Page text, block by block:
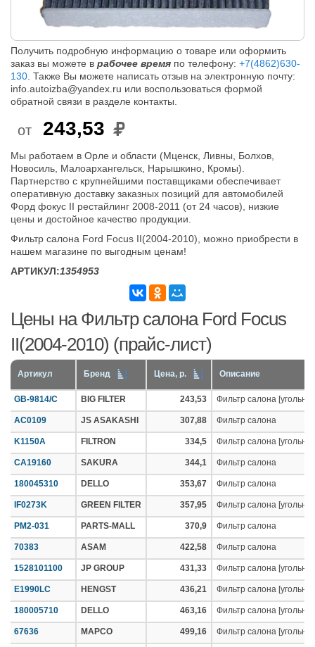
Получить подробную информацию о товаре или оформить
заказ вы можете в рабочее время по телефону: +7(4862)630-
130 . Также Вы можете написать отзыв на электронную почту:
info.autoizba@yandex.ru или воспользоваться формой
обратной связи в разделе контакты.
от 243,53
Мы работаем в Орле и области (Мценск, Ливны, Болхов,
Новосиль, Малоархангельск, Нарышкино, Кромы).
Партнерство с крупнейшими поставщиками обеспечивает
оперативную доставку заказных позиций для автомобилей
Форд фокус II рестайлинг 2008-2011 (от 24 часов), низкие
цены и достойное качество продукции.
Фильтр салона Ford Focus II(2004-2010), можно приобрести в
нашем магазине по выгодным ценам!
АРТИКУЛ:1354953
Цены на Фильтр салона Ford Focus
II(2004-2010) (прайс-лист)
Артикул Бренд Цена, р. Описание
GB-9814/C BIG FILTER 243,53 Фильтр салона
AC0109 JS ASAKASHI 307,88 Фильтр салона
K1150A FILTRON 334,5 Фильтр салона
CA19160 SAKURA 344,1 Фильтр салона
180045310 DELLO 353,67 Фильтр салона
IF0273K GREEN FILTER 357,95 Фильтр салона
PM2-031 PARTS-MALL 370,9 Фильтр салона
70383 ASAM 422,58 Фильтр салона
1528101100 JP GROUP 431,33 Фильтр салона
E1990LC HENGST 436,21 Фильтр салона
180005710 DELLO 463,16 Фильтр салона
67636 MAPCO 499,16 Фильтр салона